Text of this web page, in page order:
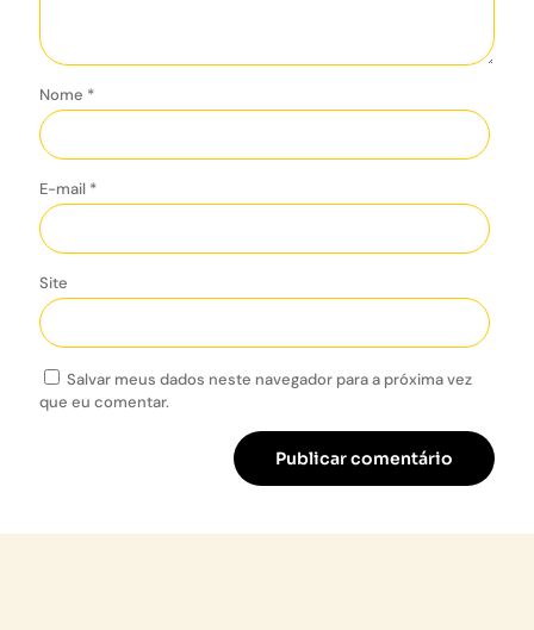
Nome *
E-mail *
Site
Salvar meus dados neste navegador para a próxima vez
que eu comentar.